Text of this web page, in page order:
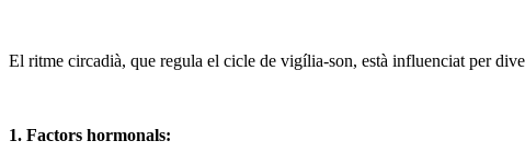
El ritme circadià, que regula el cicle de vigília-son, està influenciat per
1. Factors hormonals: